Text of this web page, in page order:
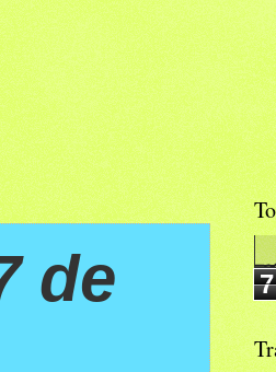
de
7